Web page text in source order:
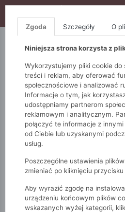
S10), DODATKOWE 15%
5.10.15. QUIOSQUE
Monnari Zobacz wszystko
Luźna parka damska
Zgoda Szczegóły O
Niniejsza strona korzysta z
Wykorzystujemy pliki cookie do
treści i reklam, aby oferować
społecznościowe i analizować
Informacje o tym, jak
udostępniamy partnerom
reklamowym i analitycznym.
połączyć te informacje z
od Ciebie lub uzyskanymi
usług.
Poszczególne ustawienia
zmieniać po kliknięciu przycisku
Aby wyrazić zgodę na
urządzeniu końcowym plików
wskazanych wyżej kategorii,